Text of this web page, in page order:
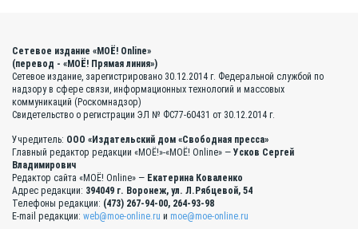
Сетевое издание «МОЁ! Online»
(перевод - «МОЁ! Прямая линия»)
Сетевое издание, зарегистрировано 30.12.2014 г. Федеральной службой по
надзору в сфере связи, информационных технологий и массовых
коммуникаций (Роскомнадзор)
Свидетельство о регистрации ЭЛ № ФС77-60431 от 30.12.2014 г.
Учредитель: ООО «Издательский дом «Свободная пресса»
Главный редактор редакции «МОЁ!»-«МОЁ! Online» — Усков Сергей
Владимирович
Редактор сайта «МОЁ! Online» — Екатерина Коваленко
Адрес редакции: 394049 г. Воронеж, ул. Л.Рябцевой, 54
Телефоны редакции: (473) 267-94-00, 264-93-98
E-mail редакции: web@moe-online.ru и moe@moe-online.ru